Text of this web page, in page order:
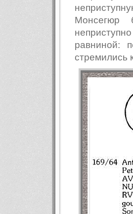
Монсегюр
равниной:
стремились